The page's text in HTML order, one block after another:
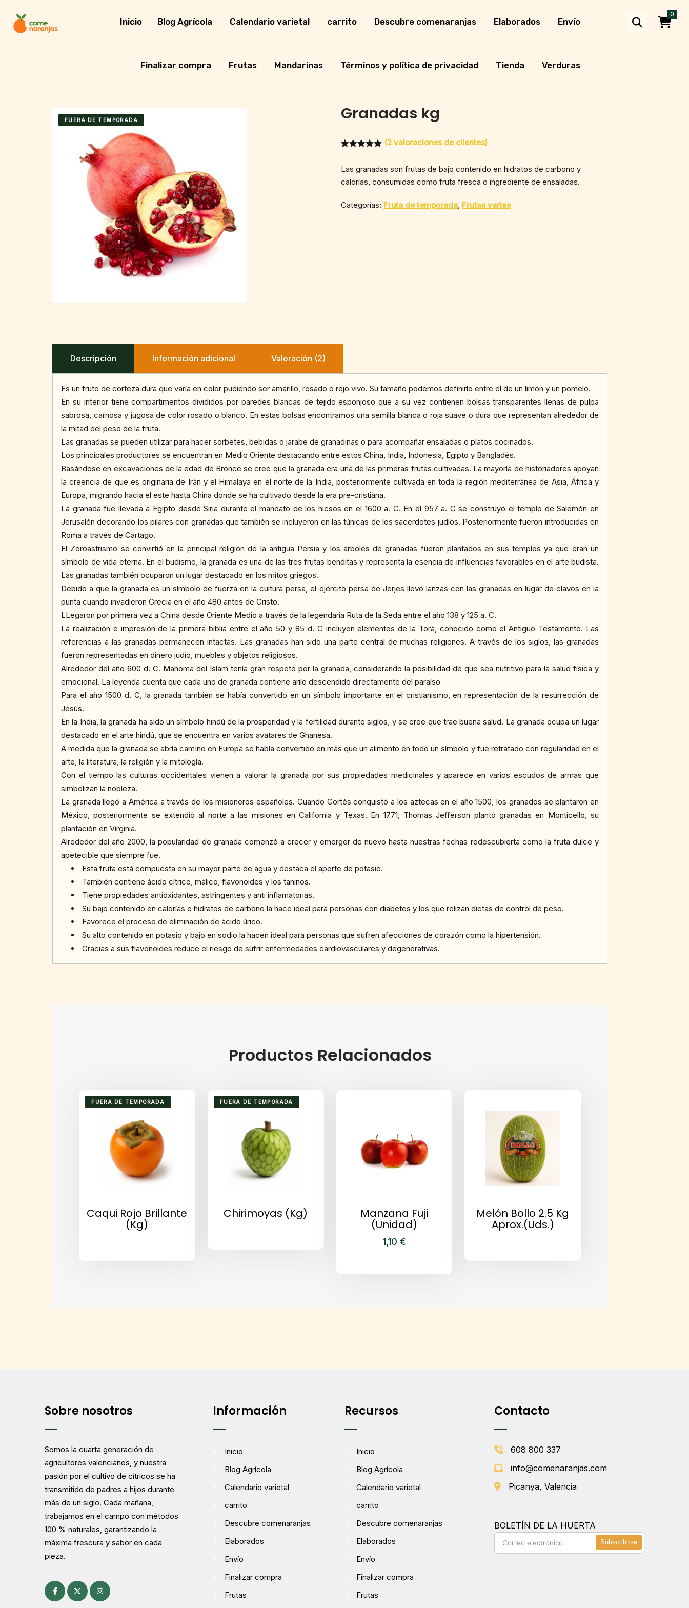
content
Inicio Blog Agrícola Calendario varietal carrito Descubre comenaranjas Elaborados Envío
Finalizar compra Frutas Mandarinas Términos y política de privacidad Tienda Verduras
0
FUERA DE TEMPORADA Granadas kg
de 5 en
base a
valoración
cliente
(2 valoraciones de clientes)
Las granadas son frutas de bajo contenido en hidratos de carbono y
calorías, consumidas como fruta fresca o ingrediente de ensaladas.
Categorías: Fruta de temporada, Frutas varias
Descripción Información adicional Valoración (2)
Es un fruto de corteza dura que varía en color pudiendo ser amarillo, rosado o rojo vivo. Su tamaño podemos definirlo entre el de un limón y un pomelo.
En su interior tiene compartimentos divididos por paredes blancas de tejido esponjoso que a su vez contienen bolsas transparentes llenas de pulpa
sabrosa, carnosa y jugosa de color rosado o blanco. En estas bolsas encontramos una semilla blanca o roja suave o dura que representan alrededor de
la mitad del peso de la fruta.
Las granadas se pueden utilizar para hacer sorbetes, bebidas o jarabe de granadinas o para acompañar ensaladas o platos cocinados.
Los principales productores se encuentran en Medio Oriente destacando entre estos China, India, Indonesia, Egipto y Bangladés.
Basándose en excavaciones de la edad de Bronce se cree que la granada era una de las primeras frutas cultivadas. La mayoría de historiadores apoyan
la creencia de que es originaria de Irán y el Himalaya en el norte de la India, posteriormente cultivada en toda la región mediterránea de Asia, África y
Europa, migrando hacia el este hasta China donde se ha cultivado desde la era pre-cristiana.
La granada fue llevada a Egipto desde Siria durante el mandato de los hicsos en el 1600 a. C. En el 957 a. C se construyó el templo de Salomón en
Jerusalén decorando los pilares con granadas que también se incluyeron en las túnicas de los sacerdotes judíos. Posteriormente fueron introducidas en
Roma a través de Cartago.
El Zoroastrismo se convirtió en la principal religión de la antigua Persia y los arboles de granadas fueron plantados en sus templos ya que eran un
símbolo de vida eterna. En el budismo, la granada es una de las tres frutas benditas y representa la esencia de influencias favorables en el arte budista.
Las granadas también ocuparon un lugar destacado en los mitos griegos.
Debido a que la granada es un símbolo de fuerza en la cultura persa, el ejército persa de Jerjes llevó lanzas con las granadas en lugar de clavos en la
punta cuando invadieron Grecia en el año 480 antes de Cristo.
LLegaron por primera vez a China desde Oriente Medio a través de la legendaria Ruta de la Seda entre el año 138 y 125 a. C.
La realización e impresión de la primera biblia entre el año 50 y 85 d. C incluyen elementos de la Torá, conocido como el Antiguo Testamento. Las
referencias a las granadas permanecen intactas. Las granadas han sido una parte central de muchas religiones. A través de los siglos, las granadas
fueron representadas en dinero judío, muebles y objetos religiosos.
Alrededor del año 600 d. C. Mahoma del Islam tenía gran respeto por la granada, considerando la posibilidad de que sea nutritivo para la salud física y
emocional. La leyenda cuenta que cada uno de granada contiene arilo descendido directamente del paraíso
Para el año 1500 d. C, la granada también se había convertido en un símbolo importante en el cristianismo, en representación de la resurrección de
Jesús.
En la India, la granada ha sido un símbolo hindú de la prosperidad y la fertilidad durante siglos, y se cree que trae buena salud. La granada ocupa un lugar
destacado en el arte hindú, que se encuentra en varios avatares de Ghanesa.
A medida que la granada se abría camino en Europa se había convertido en más que un alimento en todo un símbolo y fue retratado con regularidad en el
arte, la literatura, la religión y la mitología.
Con el tiempo las culturas occidentales vienen a valorar la granada por sus propiedades medicinales y aparece en varios escudos de armas que
simbolizan la nobleza.
La granada llegó a América a través de los misioneros españoles. Cuando Cortés conquistó a los aztecas en el año 1500, los granados se plantaron en
México, posteriormente se extendió al norte a las misiones en California y Texas. En 1771, Thomas Jefferson plantó granadas en Monticello, su
plantación en Virginia.
Alrededor del año 2000, la popularidad de granada comenzó a crecer y emerger de nuevo hasta nuestras fechas redescubierta como la fruta dulce y
apetecible que siempre fue.
Esta fruta está compuesta en su mayor parte de agua y destaca el aporte de potasio.
También contiene ácido cítrico, málico, flavonoides y los taninos.
Tiene propiedades antioxidantes, astringentes y anti inflamatorias.
Su bajo contenido en calorías e hidratos de carbono la hace ideal para personas con diabetes y los que relizan dietas de control de peso.
Favorece el proceso de eliminación de ácido úrico.
Su alto contenido en potasio y bajo en sodio la hacen ideal para personas que sufren afecciones de corazón como la hipertensión.
Gracias a sus flavonoides reduce el riesgo de sufrir enfermedades cardiovasculares y degenerativas.
Productos Relacionados
FUERA DE TEMPORADA
Caqui Rojo Brillante
(kg)
FUERA DE TEMPORADA
Chirimoyas (kg) Manzana Fuji
(Unidad)
1,10 €
Melón Bollo 2.5 Kg
Aprox.(uds.)
Sobre nosotros
Somos la cuarta generación de
agricultores valencianos, y nuestra
pasión por el cultivo de cítricos se ha
transmitido de padres a hijos durante
más de un siglo. Cada mañana,
trabajamos en el campo con métodos
100 % naturales, garantizando la
máxima frescura y sabor en cada
pieza.
Información
Inicio
Blog Agrícola
Calendario varietal
carrito
Descubre comenaranjas
Elaborados
Envío
Finalizar compra
Frutas
Recursos
Inicio
Blog Agrícola
Calendario varietal
carrito
Descubre comenaranjas
Elaborados
Envío
Finalizar compra
Frutas
Contacto
608 800 337
info@comenaranjas.com
Picanya, Valencia
BOLETÍN DE LA HUERTA
Subscribirse